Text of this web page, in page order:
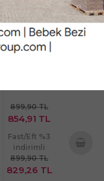
Bambino Cotton Kare
Makyaj ve Bebek
Temizleme Pamuğu 1200
Adet (Kare En-Boy 7CM)
(24PK*50)
Ücretsiz Kargo
%5İndirim
899,90 TL
854,91 TL
Fast/Eft %3
indirimli
899,90 TL
829,26 TL